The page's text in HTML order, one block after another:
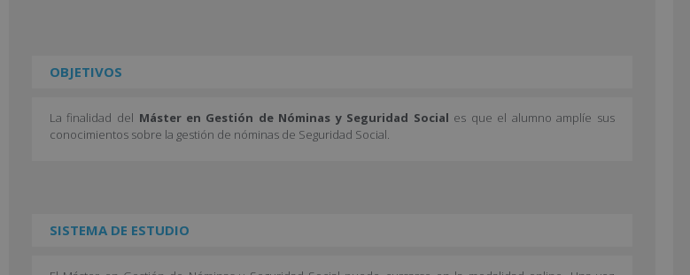
OBJETIVOS
La finalidad del Máster en Gestión de Nóminas y Seguridad Social es que el alumno amplíe sus
conocimientos sobre la gestión de nóminas de Seguridad Social.
SISTEMA DE ESTUDIO